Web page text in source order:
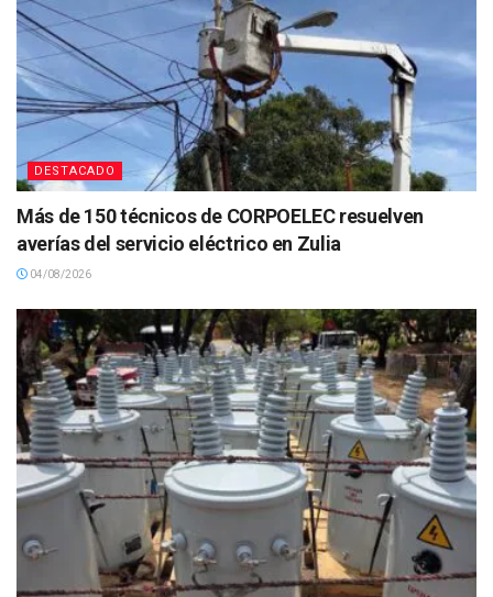
DESTACADO
Más de 150 técnicos de CORPOELEC resuelven
averías del servicio eléctrico en Zulia
04/08/2026